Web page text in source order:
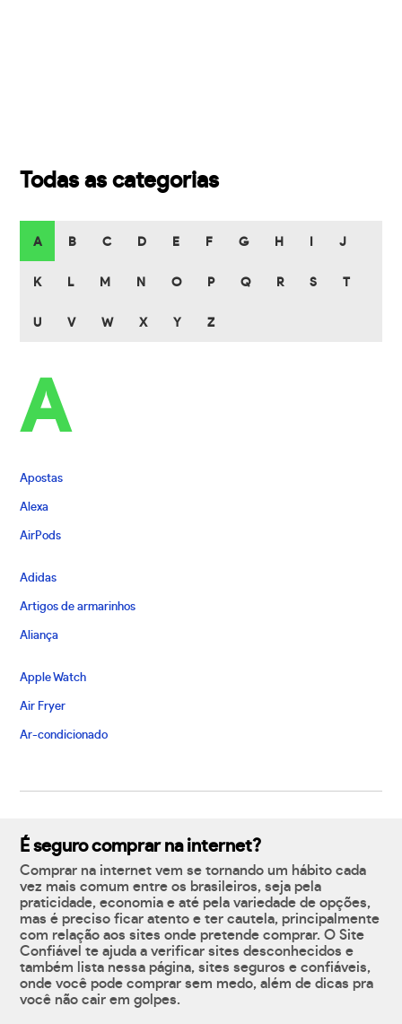
Todas as categorias
A B C D E F G H J
K L M N O P Q R S T
U V W X Y Z
A
Apostas
Alexa
AirPods
Adidas
Artigos de armarinhos
Aliança
Apple Watch
Air Fryer
Ar-condicionado
É seguro comprar na internet?
Comprar na internet vem se tornando um hábito cada
vez mais comum entre os brasileiros, seja pela
praticidade, economia e até pela variedade de opções,
mas é preciso ficar atento e ter cautela, principalmente
com relação aos sites onde pretende comprar. O Site
Confiável te ajuda a verificar sites desconhecidos e
também lista nessa página, sites seguros e confiáveis,
onde você pode comprar sem medo, além de dicas pra
você não cair em golpes.